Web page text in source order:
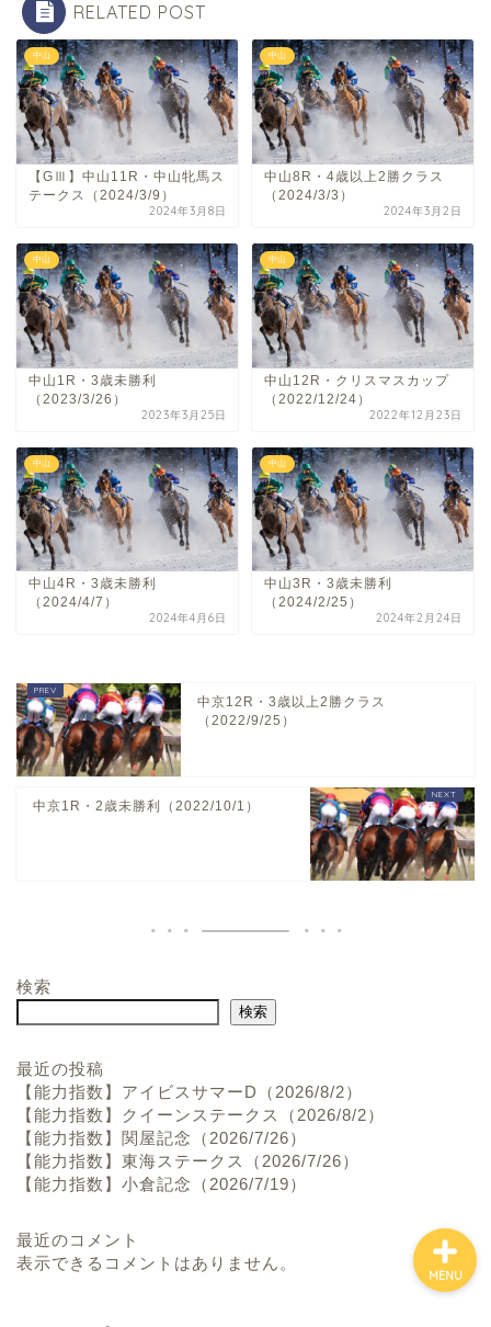
RELATED POST
中山
【GⅢ】中山11R・中山牝馬ス
テークス（2024/3/9）
2024年3月8日
中山
中山8R・4歳以上2勝クラス
（2024/3/3）
2024年3月2日
中山
中山1R・3歳未勝利
（2023/3/26）
2023年3月25日
中山
中山12R・クリスマスカップ
（2022/12/24）
2022年12月23日
中山
中山4R・3歳未勝利
（2024/4/7）
2024年4月6日
中山
中山3R・3歳未勝利
（2024/2/25）
2024年2月24日
中京12R・3歳以上2勝クラス
（2022/9/25）
中京1R・2歳未勝利（2022/10/1）
検索
検索
最近の投稿
【能力指数】アイビスサマーD（2026/8/2）
【能力指数】クイーンステークス（2026/8/2）
【能力指数】関屋記念（2026/7/26）
【能力指数】東海ステークス（2026/7/26）
【能力指数】小倉記念（2026/7/19）
最近のコメント
表示できるコメントはありません。
MENU
プロフィール